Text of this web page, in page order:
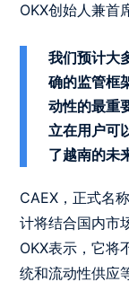
OKX创始人兼首
我们预计大
确的监管框
动性的最重
立在用户可
了越南的未
CAEX，正式名
计将结合国内市
OKX表示，它将
统和流动性供应